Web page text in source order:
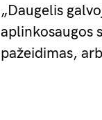
„Daugelis
aplinkosaugos
pažeidimas,